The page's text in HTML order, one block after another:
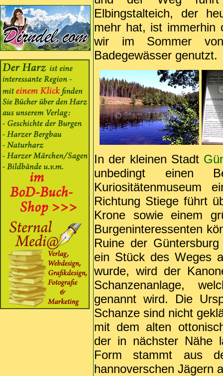
Elbingstalteich, der
mehr hat, ist
wir im Sommer
Badegewässer genutzt.
In der kleinen Stadt
unbedingt einen
Kuriositätenmuseum
Richtung Stiege führt
Krone sowie einem
Burgeninteressenten
Ruine der
ein Stück des Weges
wurde, wird der
Schanzenanlage,
genannt wird. Die
Schanze sind nicht
mit dem alten
der in nächster Nähe
Form stammt aus
hannoverschen Jägern